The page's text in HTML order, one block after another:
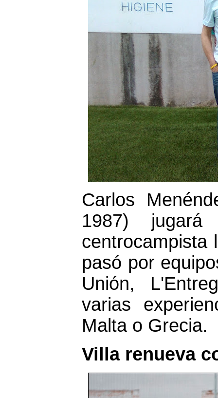
Carlos
1987)
centrocampista
pasó por
Unión,
varias
Malta o Grecia.
Villa renueva